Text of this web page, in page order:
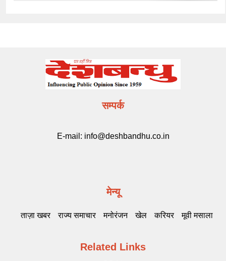
सम्पर्क
E-mail: info@deshbandhu.co.in
मेन्यू
ताज़ा खबर राज्य समाचार मनोरंजन खेल करियर मूवी मसाला
Related Links